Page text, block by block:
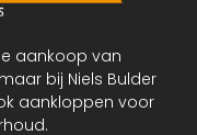
aankoop van
bij Niels Bulder
aankloppen voor